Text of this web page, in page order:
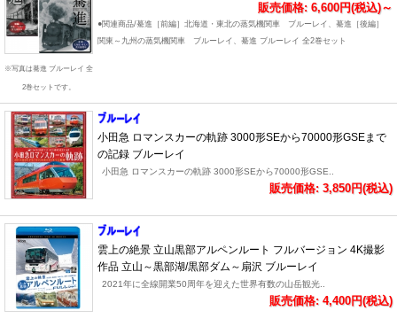
※写真は驀進 ブルーレイ 全
2巻セットです。
販売価格: 6,600円(税込)～
●関連商品/驀進［前編］北海道・東北の蒸気機関車 ブルーレイ、驀進［後編］
関東～九州の蒸気機関車 ブルーレイ、驀進 ブルーレイ 全2巻セット
小田急 ロマンスカーの軌跡 3000形SEから70000形GSEまで
の記録 ブルーレイ
小田急 ロマンスカーの軌跡 3000形SEから70000形GSE..
販売価格: 3,850円(税込)
雲上の絶景 立山黒部アルペンルート フルバージョン 4K撮影
作品 立山～黒部湖/黒部ダム～扇沢 ブルーレイ
2021年に全線開業50周年を迎えた世界有数の山岳観光..
販売価格: 4,400円(税込)